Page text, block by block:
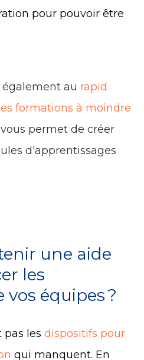
pour pouvoir être
également au rapid
formations à moindre
permet de créer
d'apprentissages
une aide
les
équipes ?
pas les dispositifs pour
qui manquent. En